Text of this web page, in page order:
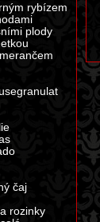
rybízem
plody
čaj
rozinky